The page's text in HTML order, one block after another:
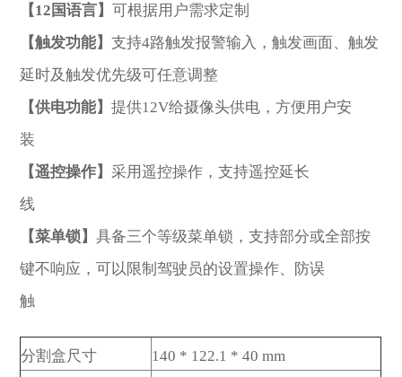
【12国语言】可根据用户需求定制
【触发功能】支持4路触发报警输入，触发画面、触发
延时及触发优先级可任意调整
【供电功能】提供12V给摄像头供电，方便用户安
装
【遥控操作】 采用遥控操作，支持遥控延长
线
【菜单锁】具备三个等级菜单锁，支持部分或全部按
键不响应，可以限制驾驶员的设置操作、防误
触
分割盒尺寸
140 * 122.1 * 40 mm